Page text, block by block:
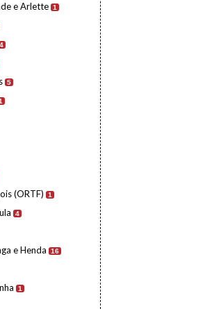
e Arlette 1
4
5
(ORTF) 1
4
e Henda 16
1